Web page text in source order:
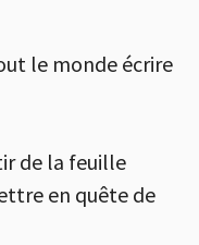
le monde écrire
de la feuille
en quête de